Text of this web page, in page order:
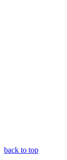
back to top